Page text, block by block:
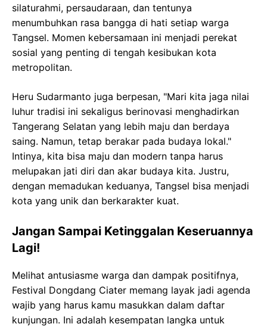
silaturahmi, persaudaraan, dan tentunya
menumbuhkan rasa bangga di hati setiap warga
Tangsel. Momen kebersamaan ini menjadi perekat
sosial yang penting di tengah kesibukan kota
metropolitan.
Heru Sudarmanto juga berpesan, "Mari kita jaga nilai
luhur tradisi ini sekaligus berinovasi menghadirkan
Tangerang Selatan yang lebih maju dan berdaya
saing. Namun, tetap berakar pada budaya lokal."
Intinya, kita bisa maju dan modern tanpa harus
melupakan jati diri dan akar budaya kita. Justru,
dengan memadukan keduanya, Tangsel bisa menjadi
kota yang unik dan berkarakter kuat.
Jangan Sampai Ketinggalan Keseruannya
Lagi!
Melihat antusiasme warga dan dampak positifnya,
Festival Dongdang Ciater memang layak jadi agenda
wajib yang harus kamu masukkan dalam daftar
kunjungan. Ini adalah kesempatan langka untuk